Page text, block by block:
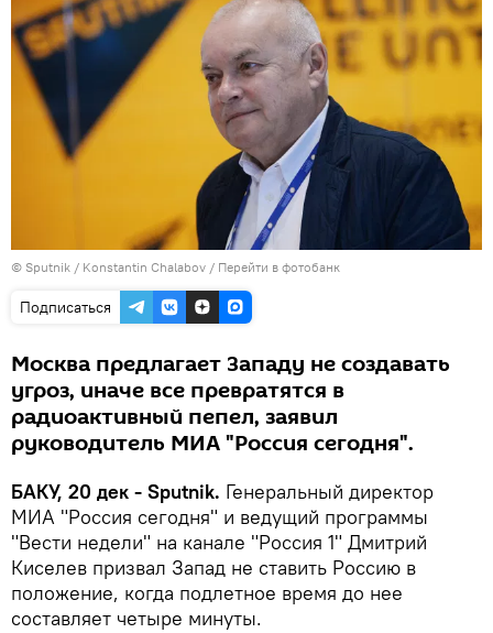
© Sputnik / Konstantin Chalabov / Перейти в фотобанк
Подписаться
Москва предлагает Западу не создавать
угроз, иначе все превратятся в
радиоактивный пепел, заявил
руководитель МИА "Россия сегодня".
БАКУ, 20 дек - Sputnik. Генеральный директор
МИА "Россия сегодня" и ведущий программы
"Вести недели" на канале "Россия 1" Дмитрий
Киселев призвал Запад не ставить Россию в
положение, когда подлетное время до нее
составляет четыре минуты.